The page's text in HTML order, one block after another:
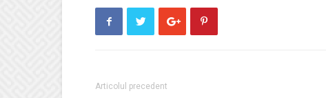
Articolul precedent